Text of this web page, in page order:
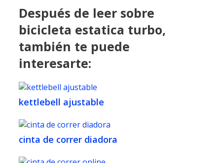
Después de leer sobre
bicicleta estatica turbo,
también te puede
interesarte:
kettlebell ajustable
cinta de correr diadora